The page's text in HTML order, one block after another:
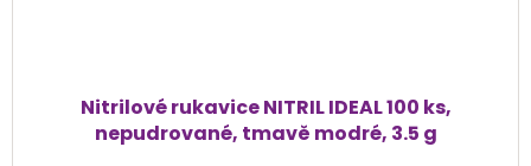
Nitrilové rukavice NITRIL IDEAL 100 ks,
nepudrované, tmavě modré, 3.5 g